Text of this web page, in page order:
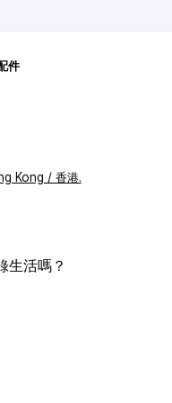
件
Kong / 香港.
生活嗎？